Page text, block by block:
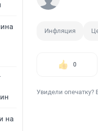
на
Инфляция
0
Увидели опечатку?